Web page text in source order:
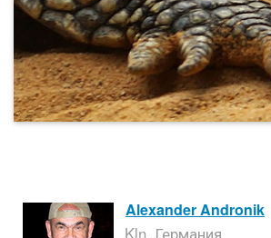
Alexander Andronik
Kln, Германия